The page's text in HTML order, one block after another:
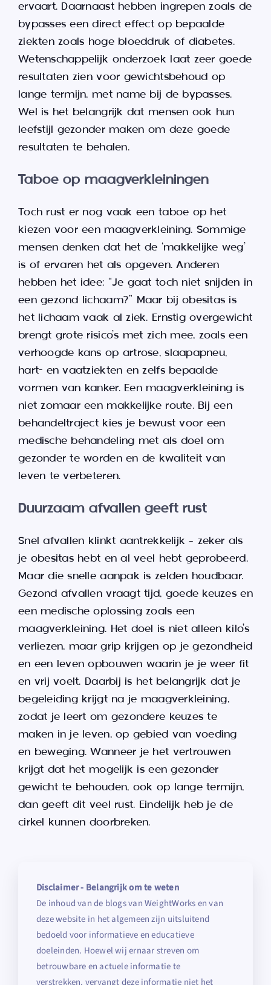
ervaart. Daarnaast hebben ingrepen zoals de
bypasses een direct effect op bepaalde
ziekten zoals hoge bloeddruk of diabetes.
Wetenschappelijk onderzoek laat zeer goede
resultaten zien voor gewichtsbehoud op
lange termijn, met name bij de bypasses.
Wel is het belangrijk dat mensen ook hun
leefstijl gezonder maken om deze goede
resultaten te behalen.
Taboe op maagverkleiningen
Toch rust er nog vaak een taboe op het
kiezen voor een maagverkleining. Sommige
mensen denken dat het de ‘makkelijke weg’
is of ervaren het als opgeven. Anderen
hebben het idee: “Je gaat toch niet snijden in
een gezond lichaam?” Maar bij obesitas is
het lichaam vaak al ziek. Ernstig overgewicht
brengt grote risico’s met zich mee, zoals een
verhoogde kans op artrose, slaapapneu,
hart- en vaatziekten en zelfs bepaalde
vormen van kanker. Een maagverkleining is
niet zomaar een makkelijke route. Bij een
behandeltraject kies je bewust voor een
medische behandeling met als doel om
gezonder te worden en de kwaliteit van
leven te verbeteren.
Duurzaam afvallen geeft rust
Snel afvallen klinkt aantrekkelijk – zeker als
je obesitas hebt en al veel hebt geprobeerd.
Maar die snelle aanpak is zelden houdbaar.
Gezond afvallen vraagt tijd, goede keuzes en
een medische oplossing zoals een
maagverkleining. Het doel is niet alleen kilo’s
verliezen, maar grip krijgen op je gezondheid
en een leven opbouwen waarin je je weer fit
en vrij voelt. Daarbij is het belangrijk dat je
begeleiding krijgt na je maagverkleining,
zodat je leert om gezondere keuzes te
maken in je leven, op gebied van voeding
en beweging. Wanneer je het vertrouwen
krijgt dat het mogelijk is een gezonder
gewicht te behouden, ook op lange termijn,
dan geeft dit veel rust. Eindelijk heb je de
cirkel kunnen doorbreken.
Disclaimer - Belangrijk om te weten
De inhoud van de blogs van WeightWorks en van
deze website in het algemeen zijn uitsluitend
bedoeld voor informatieve en educatieve
doeleinden. Hoewel wij ernaar streven om
betrouwbare en actuele informatie te